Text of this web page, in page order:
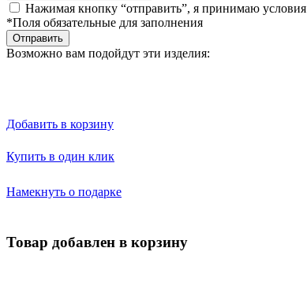
Нажимая кнопку “отправить”, я принимаю условия
*Поля обязательные для заполнения
Отправить
Возможно вам подойдут эти изделия:
Добавить в корзину
Купить в один клик
Намекнуть о подарке
Товар добавлен в корзину